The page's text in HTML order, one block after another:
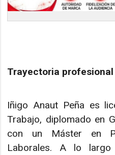
Trayectoria profesional
Iñigo Anaut Peña es
Trabajo, diplomado en
con un Máster en
Laborales. A lo